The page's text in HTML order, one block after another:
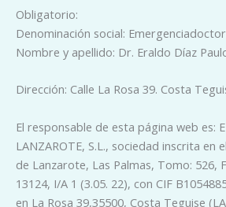
Obligatorio:
Denominación social:
Nombre y apellido: Dr. Eraldo Díaz
Dirección: Calle La Rosa 39. Costa
El responsable de esta página web es:
LANZAROTE, S.L., sociedad inscrita en
de Lanzarote, Las Palmas, Tomo: 526,
13124, I/A 1 (3.05. 22), con CIF
en La Rosa 39,35500, Costa Teguise